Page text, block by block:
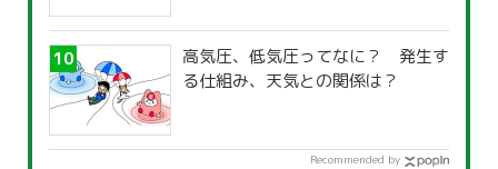
高気圧、低気圧ってなに？ 発生す
る仕組み、天気との関係は？
Recommended by